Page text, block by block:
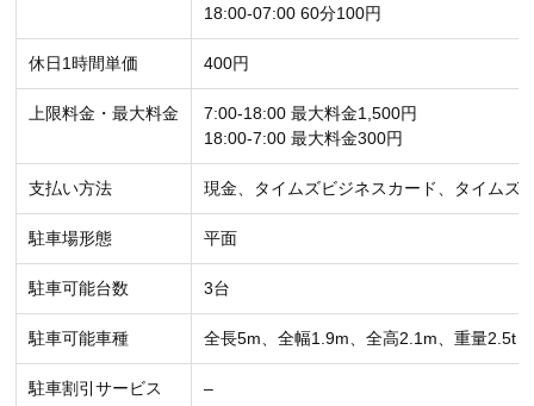
18:00-07:00 60分100円
休日1時間単価 400円
上限料金・最大料金
7:00-18:00 最大料金1,500円
18:00-7:00 最大料金300円
支払い方法 現金、タイムズビジネスカード、タイムズ
駐車場形態 平面
駐車可能台数 3台
駐車可能車種 全長5m、全幅1.9m、全高2.1m、重量2.5t
駐車割引サービス –